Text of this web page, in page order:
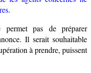
pas de préparer
Il serait souhaitable
à prendre, puissent